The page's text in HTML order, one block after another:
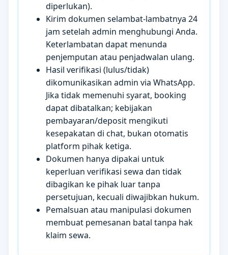
diperlukan).
Kirim dokumen selambat-lambatnya 24
jam setelah admin menghubungi Anda.
Keterlambatan dapat menunda
penjemputan atau penjadwalan ulang.
Hasil verifikasi (lulus/tidak)
dikomunikasikan admin via WhatsApp.
Jika tidak memenuhi syarat, booking
dapat dibatalkan; kebijakan
pembayaran/deposit mengikuti
kesepakatan di chat, bukan otomatis
platform pihak ketiga.
Dokumen hanya dipakai untuk
keperluan verifikasi sewa dan tidak
dibagikan ke pihak luar tanpa
persetujuan, kecuali diwajibkan hukum.
Pemalsuan atau manipulasi dokumen
membuat pemesanan batal tanpa hak
klaim sewa.